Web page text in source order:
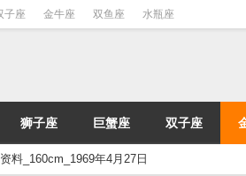
子座 金牛座 双鱼座 水瓶座
狮子座 巨蟹座 双子座
料_160cm_1969年4月27日